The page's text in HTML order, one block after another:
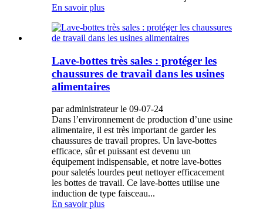
En savoir plus
Lave-bottes très sales : protéger les
chaussures de travail dans les usines
alimentaires
par administrateur le 09-07-24
Dans l’environnement de production d’une usine
alimentaire, il est très important de garder les
chaussures de travail propres. Un lave-bottes
efficace, sûr et puissant est devenu un
équipement indispensable, et notre lave-bottes
pour saletés lourdes peut nettoyer efficacement
les bottes de travail. Ce lave-bottes utilise une
induction de type faisceau...
En savoir plus